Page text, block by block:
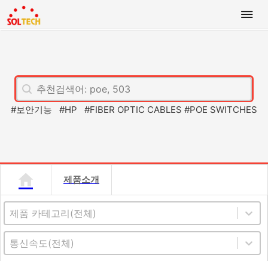
Switch Search
Search content
#보안기능 #HP #FIBER OPTIC CABLES #POE SWITCHES
제품소개
Switch Catelogy
Select content
Switch Speed
Select content